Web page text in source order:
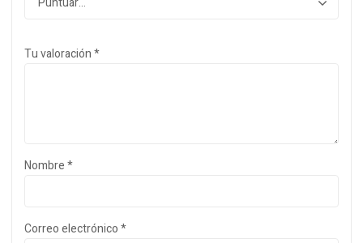
Tu valoración*
Nombre*
Correo electrónico*